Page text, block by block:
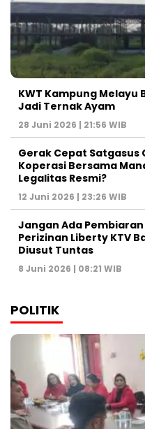
KWT Kampung Melayu
Jadi Ternak Ayam
28 Juni 2026 | 21:56 WIB
Gerak Cepat Satgasus
Koperasi Bersama
Legalitas Resmi?
12 Juni 2026 | 23:26 WIB
Jangan Ada
Perizinan Liberty KTV
Diusut Tuntas
8 Juni 2026 | 08:21 WIB
POLITIK